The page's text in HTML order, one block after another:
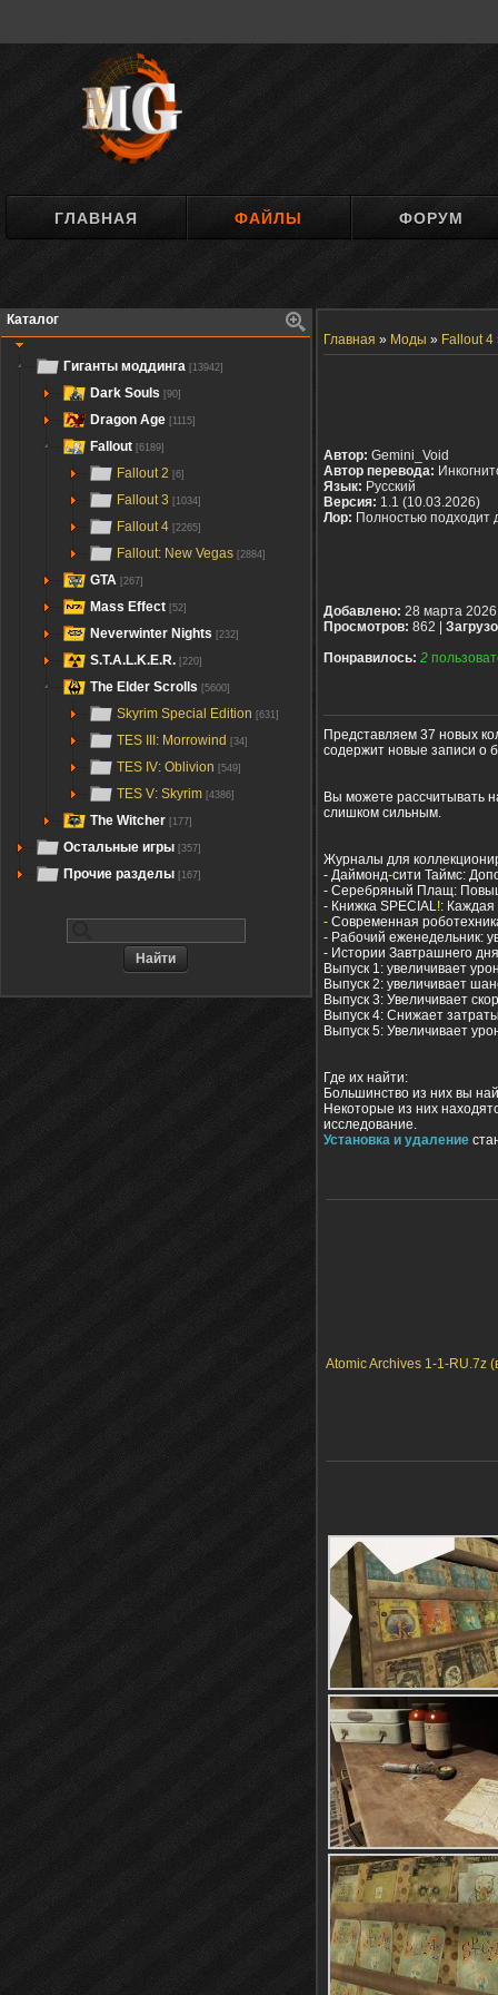
ГЛАВНАЯ ФАЙЛЫ ФОРУМ
Каталог
Гиганты моддинга [13942]
Dark Souls [90]
Dragon Age [1115]
Fallout [6189]
Fallout 2 [6]
Fallout 3 [1034]
Fallout 4 [2265]
Fallout: New Vegas [2884]
GTA [267]
Mass Effect [52]
Neverwinter Nights [232]
S.T.A.L.K.E.R. [220]
The Elder Scrolls [5600]
Skyrim Special Edition [631]
TES III: Morrowind [34]
TES IV: Oblivion [549]
TES V: Skyrim [4386]
The Witcher [177]
Остальные игры [357]
Прочие разделы [167]
Главная » Моды » Fallout 4
Автор: Gemini_Void
Автор перевода:
Язык: Русский
Версия: 1.1 (10.03.2026)
Лор: Полностью подходит
Добавлено: 28 марта 2026
Просмотров: 862 |
Понравилось: 2
Представляем 37 новых
содержит новые записи о
Вы можете рассчитывать
слишком сильным.
Журналы для
- Даймонд-сити Таймс:
- Серебряный Плащ:
- Книжка SPECIAL!: Каждая
- Современная
- Рабочий еженедельник:
- Истории Завтрашнего
Выпуск 1: увеличивает
Выпуск 2: увеличивает
Выпуск 3: Увеличивает
Выпуск 4: Снижает
Выпуск 5: Увеличивает
Где их найти:
Большинство из них вы
Некоторые из них
исследование.
Установка и удаление
Atomic Archives 1-1-RU.7z